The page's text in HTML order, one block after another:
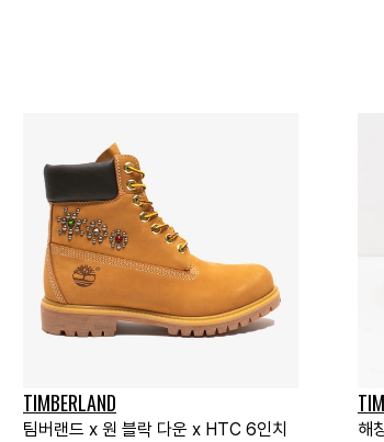
TIMBERLAND
팀버랜드 x 원 블락 다운 x HTC 6인치
해